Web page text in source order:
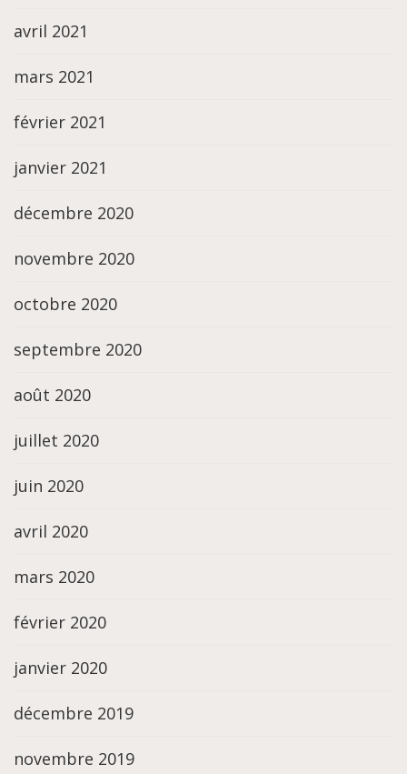
avril 2021
mars 2021
février 2021
janvier 2021
décembre 2020
novembre 2020
octobre 2020
septembre 2020
août 2020
juillet 2020
juin 2020
avril 2020
mars 2020
février 2020
janvier 2020
décembre 2019
novembre 2019